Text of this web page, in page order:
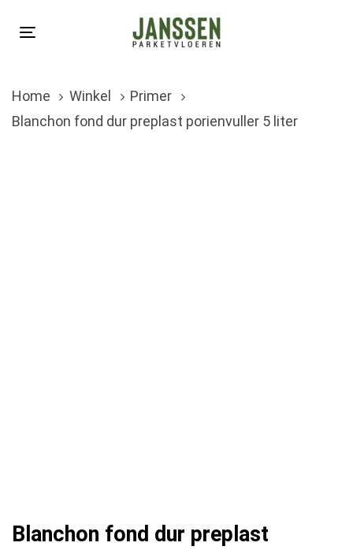
links
navigation
Skip
Toggle
Home
Winkel
Primer
Blanchon fond dur preplast porienvuller 5 liter
Blanchon fond dur preplast